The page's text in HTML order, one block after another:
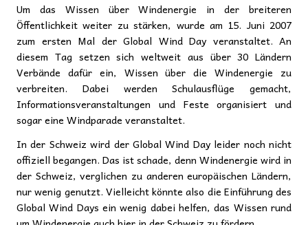
Um das Wissen über Windenergie in der breiteren
Öffentlichkeit weiter zu stärken, wurde am 15. Juni 2007
zum ersten Mal der Global Wind Day veranstaltet. An
diesem Tag setzen sich weltweit aus über 30 Ländern
Verbände dafür ein, Wissen über die Windenergie zu
verbreiten. Dabei werden Schulausflüge gemacht,
Informationsveranstaltungen und Feste organisiert und
sogar eine Windparade veranstaltet.
In der Schweiz wird der Global Wind Day leider noch nicht
offiziell begangen. Das ist schade, denn Windenergie wird in
der Schweiz, verglichen zu anderen europäischen Ländern,
nur wenig genutzt. Vielleicht könnte also die Einführung des
Global Wind Days ein wenig dabei helfen, das Wissen rund